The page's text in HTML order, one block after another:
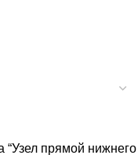
“Узел прямой нижнего